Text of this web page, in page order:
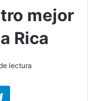
mejor
Rica
lectura
Telegram